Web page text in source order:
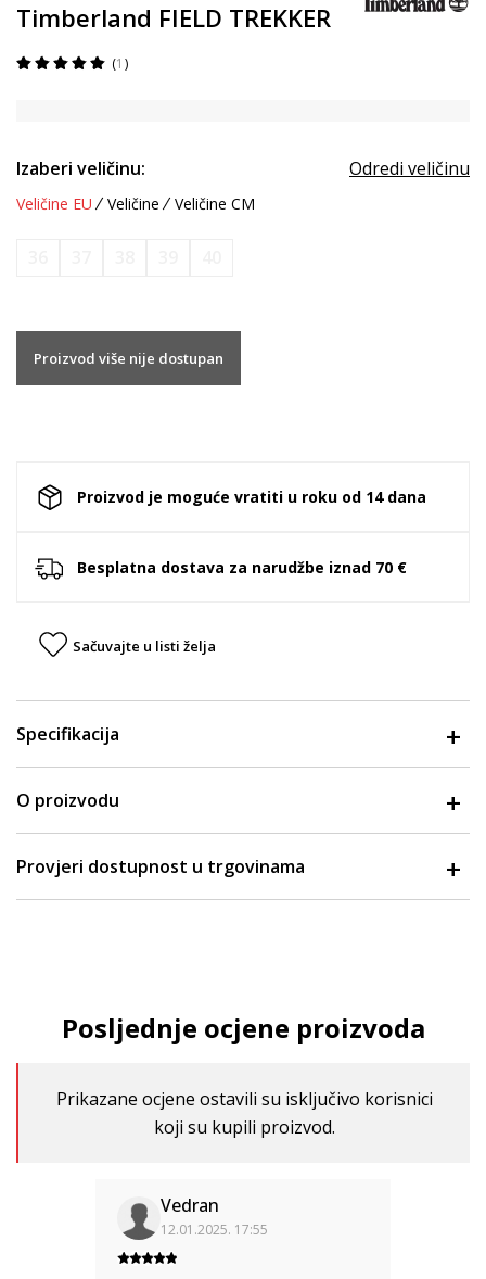
Timberland FIELD TREKKER
1
Izaberi veličinu: Odredi veličinu
Veličine EU Veličine Veličine CM
Proizvod više nije dostupan
Proizvod je moguće vratiti u roku od 14 dana
Besplatna dostava za narudžbe iznad 70 €
Sačuvajte u listi želja
Specifikacija
O proizvodu
Provjeri dostupnost u trgovinama
Posljednje ocjene proizvoda
Prikazane ocjene ostavili su isključivo korisnici
koji su kupili proizvod.
Vedran
12.01.2025. 17:55